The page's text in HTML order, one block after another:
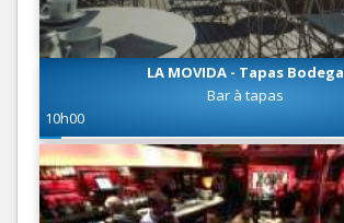
LA MOVIDA - Tapas Bodega
Bar à tapas
10h00